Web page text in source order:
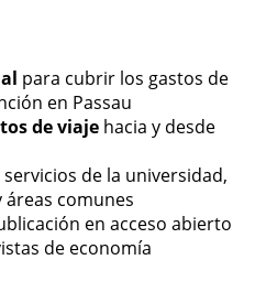
para cubrir los gastos de
en Passau
de viaje hacia y desde
de la universidad,
comunes
en acceso abierto
de economía